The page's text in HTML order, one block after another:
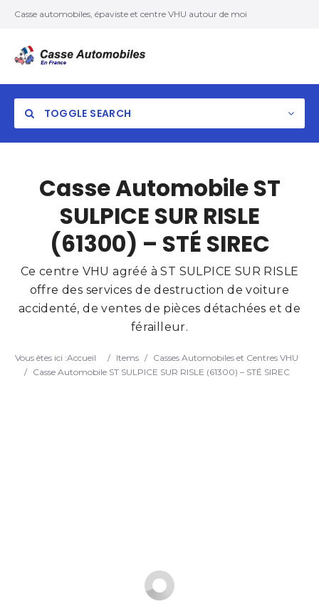
Casse automobiles, épaviste et centre VHU autour de moi
TOGGLE SEARCH
Casse Automobile ST
SULPICE SUR RISLE
(61300) – STÉ SIREC
Ce centre VHU agréé à ST SULPICE SUR RISLE
offre des services de destruction de voiture
accidenté, de ventes de pièces détachées et de
férailleur.
Vous êtes ici :Accueil / Items / Casses Automobiles et Centres VHU
/
Casse Automobile ST SULPICE SUR RISLE (61300) – STÉ SIREC